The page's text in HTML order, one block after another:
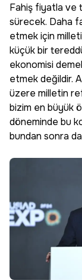
Fahiş fiyatla ve
sürecek. Daha
etmek için
küçük bir
ekonomisi
etmek değildir.
üzere milletin
bizim en büyük
döneminde bu
bundan sonra